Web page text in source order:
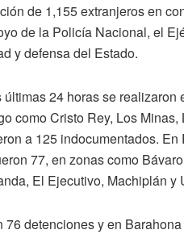
de 1,155 extranjeros en
de la Policía Nacional, el
y defensa del Estado.
24 horas se
como Cristo Rey, Los
a 125 indocumentados.
77, en zonas como
El Ejecutivo, Machiplán y
detenciones y en